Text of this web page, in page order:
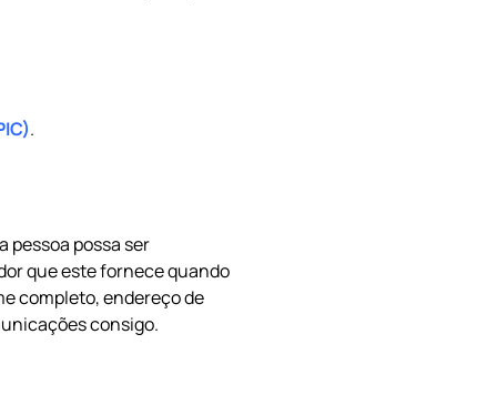
.
pessoa possa ser
que este fornece quando
completo, endereço de
consigo.